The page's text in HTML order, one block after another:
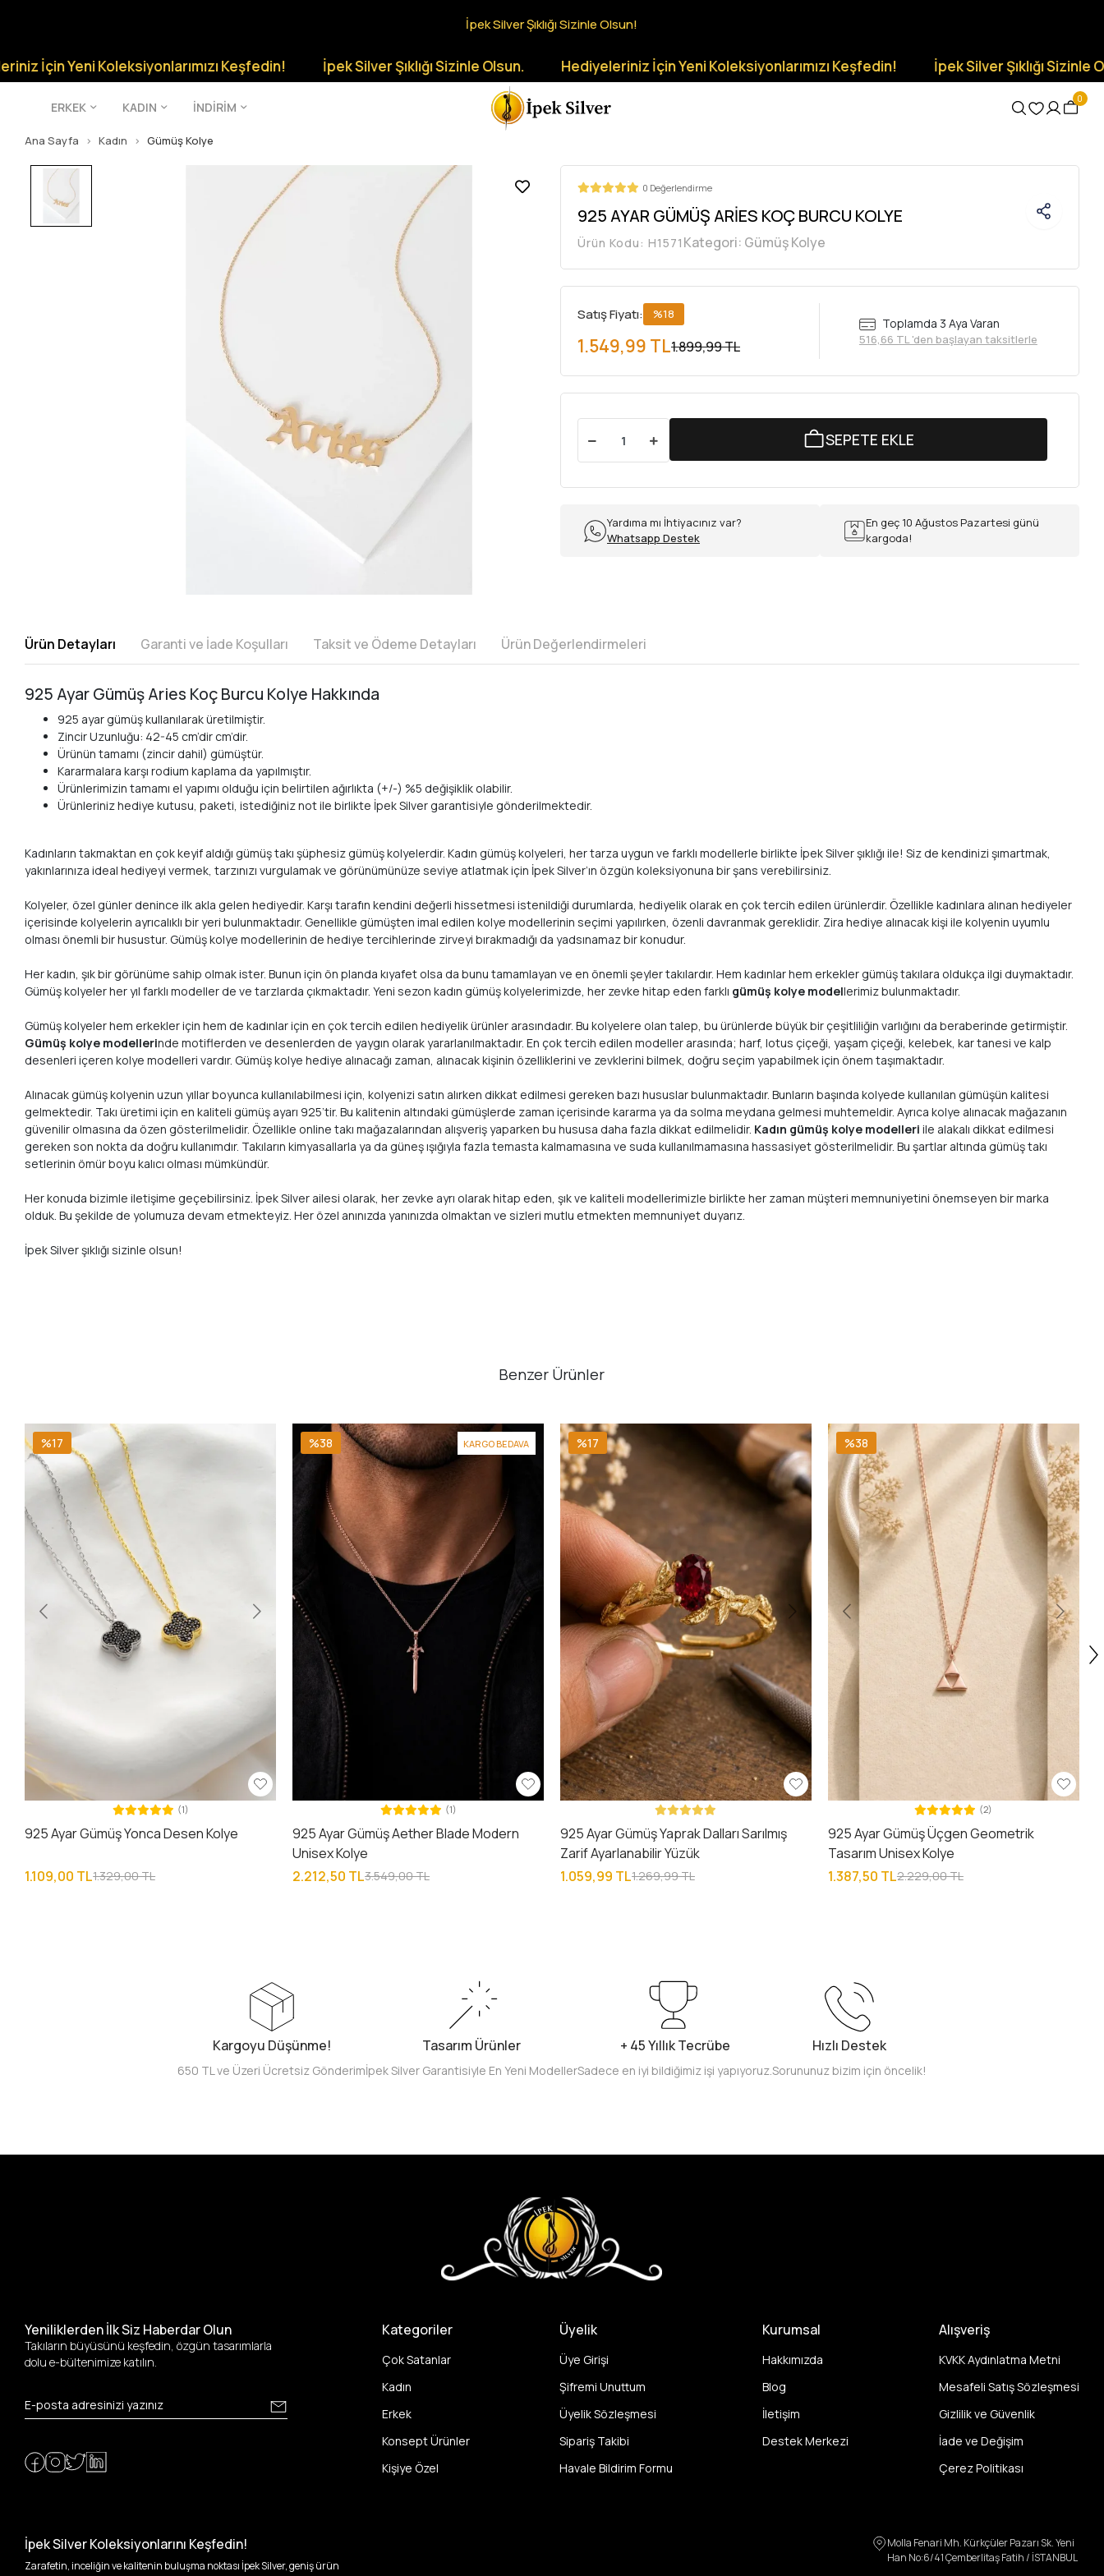
İpek Silver Şıklığı Sizinle Olsun!
Yeni Koleksiyonlarımızı Keşfedin! İpek Silver Şıklığı Sizinle Olsun. Hediyeleriniz İçin Yeni Koleksiyonlarımızı Keşfedin! İpek Silver Şıklığı Sizinle Olsun.
ERKEK KADIN İNDİRİM
0
Ana Sayfa Kadın Gümüş Kolye
0 Değerlendirme
925 AYAR GÜMÜŞ ARİES KOÇ BURCU KOLYE
Ürün Kodu: H1571 Kategori: Gümüş Kolye
Satış Fiyatı: %18
1.899,99 TL
1.549,99 TL
Toplamda 3 Aya Varan
516,66 TL 'den başlayan taksitlerle
SEPETE EKLE
Yardıma mı İhtiyacınız var?
Whatsapp Destek
En geç 10 Ağustos Pazartesi günü
kargoda!
Ürün Detayları Garanti ve İade Koşulları Taksit ve Ödeme Detayları Ürün Değerlendirmeleri
925 Ayar Gümüş Aries Koç Burcu Kolye Hakkında
925 ayar gümüş kullanılarak üretilmiştir.
Zincir Uzunluğu: 42-45 cm’dir cm’dir.
Ürünün tamamı (zincir dahil) gümüştür.
Kararmalara karşı rodium kaplama da yapılmıştır.
Ürünlerimizin tamamı el yapımı olduğu için belirtilen ağırlıkta (+/-) %5 değişiklik olabilir.
Ürünleriniz hediye kutusu, paketi, istediğiniz not ile birlikte İpek Silver garantisiyle gönderilmektedir.
Kadınların takmaktan en çok keyif aldığı gümüş takı şüphesiz gümüş kolyelerdir. Kadın gümüş kolyeleri, her tarza uygun ve farklı modellerle birlikte İpek Silver şıklığı ile! Siz de kendinizi şımartmak,
yakınlarınıza ideal hediyeyi vermek, tarzınızı vurgulamak ve görünümünüze seviye atlatmak için İpek Silver’ın özgün koleksiyonuna bir şans verebilirsiniz.
Kolyeler, özel günler denince ilk akla gelen hediyedir. Karşı tarafın kendini değerli hissetmesi istenildiği durumlarda, hediyelik olarak en çok tercih edilen ürünlerdir. Özellikle kadınlara alınan hediyeler
içerisinde kolyelerin ayrıcalıklı bir yeri bulunmaktadır. Genellikle gümüşten imal edilen kolye modellerinin seçimi yapılırken, özenli davranmak gereklidir. Zira hediye alınacak kişi ile kolyenin uyumlu
olması önemli bir husustur. Gümüş kolye modellerinin de hediye tercihlerinde zirveyi bırakmadığı da yadsınamaz bir konudur.
Her kadın, şık bir görünüme sahip olmak ister. Bunun için ön planda kıyafet olsa da bunu tamamlayan ve en önemli şeyler takılardır. Hem kadınlar hem erkekler gümüş takılara oldukça ilgi duymaktadır.
Gümüş kolyeler her yıl farklı modeller de ve tarzlarda çıkmaktadır. Yeni sezon kadın gümüş kolyelerimizde, her zevke hitap eden farklı gümüş kolye modellerimiz bulunmaktadır.
Gümüş kolyeler hem erkekler için hem de kadınlar için en çok tercih edilen hediyelik ürünler arasındadır. Bu kolyelere olan talep, bu ürünlerde büyük bir çeşitliliğin varlığını da beraberinde getirmiştir.
Gümüş kolye modellerinde motiflerden ve desenlerden de yaygın olarak yararlanılmaktadır. En çok tercih edilen modeller arasında; harf, lotus çiçeği, yaşam çiçeği, kelebek, kar tanesi ve kalp
desenleri içeren kolye modelleri vardır. Gümüş kolye hediye alınacağı zaman, alınacak kişinin özelliklerini ve zevklerini bilmek, doğru seçim yapabilmek için önem taşımaktadır.
Alınacak gümüş kolyenin uzun yıllar boyunca kullanılabilmesi için, kolyenizi satın alırken dikkat edilmesi gereken bazı hususlar bulunmaktadır. Bunların başında kolyede kullanılan gümüşün kalitesi
gelmektedir. Takı üretimi için en kaliteli gümüş ayarı 925’tir. Bu kalitenin altındaki gümüşlerde zaman içerisinde kararma ya da solma meydana gelmesi muhtemeldir. Ayrıca kolye alınacak mağazanın
güvenilir olmasına da özen gösterilmelidir. Özellikle online takı mağazalarından alışveriş yaparken bu hususa daha fazla dikkat edilmelidir. Kadın gümüş kolye modelleriile alakalı dikkat edilmesi
gereken son nokta da doğru kullanımdır. Takıların kimyasallarla ya da güneş ışığıyla fazla temasta kalmamasına ve suda kullanılmamasına hassasiyet gösterilmelidir. Bu şartlar altında gümüş takı
setlerinin ömür boyu kalıcı olması mümkündür.
Her konuda bizimle iletişime geçebilirsiniz. İpek Silver ailesi olarak, her zevke ayrı olarak hitap eden, şık ve kaliteli modellerimizle birlikte her zaman müşteri memnuniyetini önemseyen bir marka
olduk. Bu şekilde de yolumuza devam etmekteyiz. Her özel anınızda yanınızda olmaktan ve sizleri mutlu etmekten memnuniyet duyarız.
İpek Silver şıklığı sizinle olsun!
Benzer Ürünler
%17
(1)
925 Ayar Gümüş Yonca Desen Kolye
1.109,00 TL1.329,00 TL
KARGO BEDAVA
%38
(1)
925 Ayar Gümüş Aether Blade Modern
Unisex Kolye
2.212,50 TL3.549,00 TL
%17
925 Ayar Gümüş Yaprak Dalları Sarılmış
Zarif Ayarlanabilir Yüzük
1.059,99 TL1.269,99 TL
%38
(2)
925 Ayar Gümüş Üçgen Geometrik
Tasarım Unisex Kolye
1.387,50 TL2.229,00 TL
Kargoyu Düşünme!
650 TL ve Üzeri Ücretsiz Gönderim
Tasarım Ürünler
İpek Silver Garantisiyle En Yeni Modeller
+ 45 Yıllık Tecrübe
Sadece en iyi bildiğimiz işi yapıyoruz.
Hızlı Destek
Sorununuz bizim için öncelik!
Yeniliklerden İlk Siz Haberdar Olun
Takıların büyüsünü keşfedin, özgün tasarımlarla
dolu e-bültenimize katılın.
Kategoriler
Çok Satanlar
Kadın
Erkek
Konsept Ürünler
Kişiye Özel
Üyelik
Üye Girişi
Şifremi Unuttum
Üyelik Sözleşmesi
Sipariş Takibi
Havale Bildirim Formu
Kurumsal
Hakkımızda
Blog
İletişim
Destek Merkezi
Alışveriş
KVKK Aydınlatma Metni
Mesafeli Satış Sözleşmesi
Gizlilik ve Güvenlik
İade ve Değişim
Çerez Politikası
İpek Silver Koleksiyonlarını Keşfedin!
Zarafetin, inceliğin ve kalitenin buluşma noktası İpek Silver, geniş ürün
Molla Fenari Mh. Kürkçüler Pazarı Sk. Yeni
Han No:6/41 Çemberlitaş Fatih / İSTANBUL